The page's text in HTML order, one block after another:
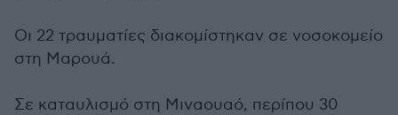
Οι 22 τραυματίες διακομίστηκαν σε νοσοκομείο
στη Μαρουά.
Σε καταυλισμό στη Μιναουαό, περίπου 30